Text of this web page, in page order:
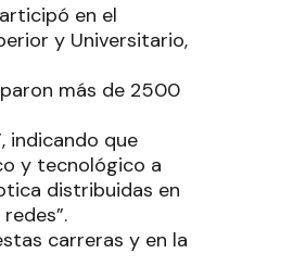
en el
y Universitario,
más de 2500
indicando que
y tecnológico a
distribuidas en
carreras y en la